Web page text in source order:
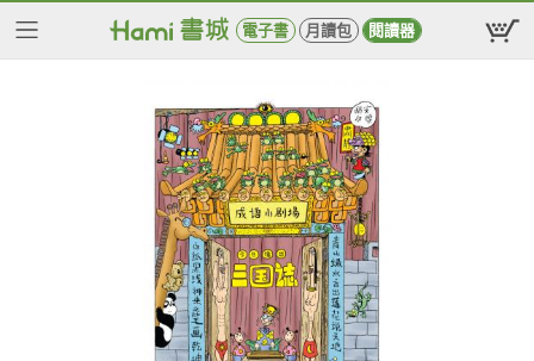
電子書 月讀包 閱讀器